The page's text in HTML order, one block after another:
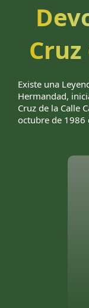
Existe una
Hermandad,
Cruz de la Calle
octubre de 1986